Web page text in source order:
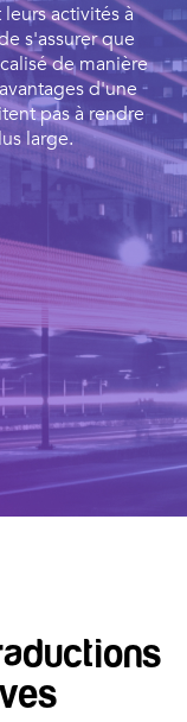
activités à
s'assurer que
de manière
d'une
pas à rendre
large.